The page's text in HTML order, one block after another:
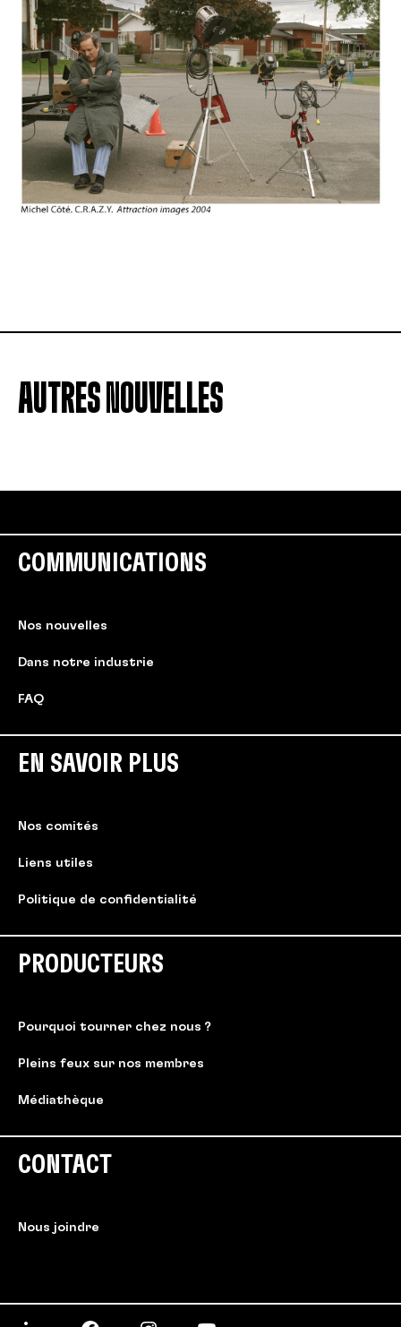
AUTRES NOUVELLES
COMMUNICATIONS
Nos nouvelles
Dans notre industrie
FAQ
EN SAVOIR PLUS
Nos comités
Liens utiles
Politique de confidentialité
PRODUCTEURS
Pourquoi tourner chez nous ?
Pleins feux sur nos membres
Médiathèque
CONTACT
Nous joindre